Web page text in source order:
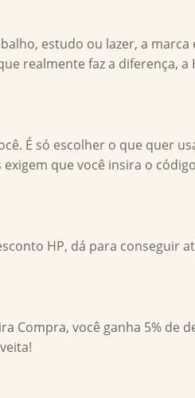
estudo ou lazer, a
realmente faz a diferença, a
É só escolher o que quer
que você insira o
HP, dá para conseguir
Compra, você ganha 5% de